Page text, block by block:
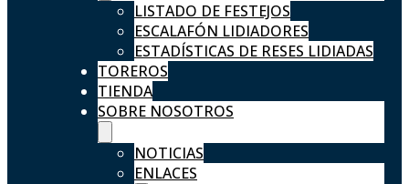
LISTADO DE FESTEJOS
ESCALAFÓN LIDIADORES
ESTADÍSTICAS DE RESES LIDIADAS
TOREROS
TIENDA
SOBRE NOSOTROS
NOTICIAS
ENLACES